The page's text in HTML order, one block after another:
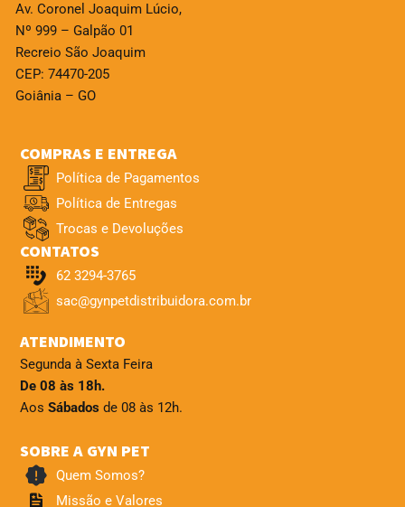
Av. Coronel Joaquim Lúcio,
Nº 999 – Galpão 01
Recreio São Joaquim
CEP: 74470-205
Goiânia – GO
COMPRAS E ENTREGA
Política de Pagamentos
Política de Entregas
Trocas e Devoluções
CONTATOS
62 3294-3765
sac@gynpetdistribuidora.com.br
ATENDIMENTO
Segunda à Sexta Feira
De 08 às 18h.
Aos Sábados de 08 às 12h.
SOBRE A GYN PET
Quem Somos?
Missão e Valores